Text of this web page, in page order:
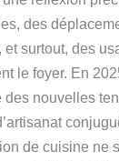
des
et surtout, des
le foyer. En
des nouvelles
de cuisine ne